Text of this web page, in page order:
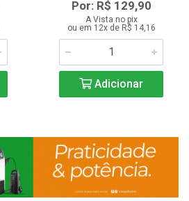
Por: R$ 129,90
A Vista no pix
ou em 12x de R$ 14,16
Adicionar